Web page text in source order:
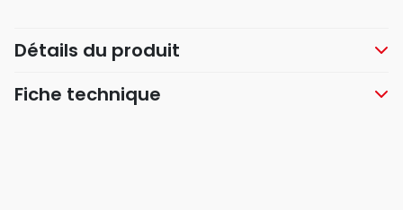
Détails du produit
Fiche technique